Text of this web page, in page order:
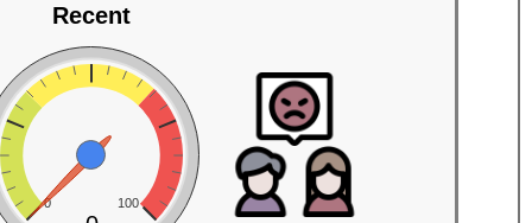
Recent
0 100